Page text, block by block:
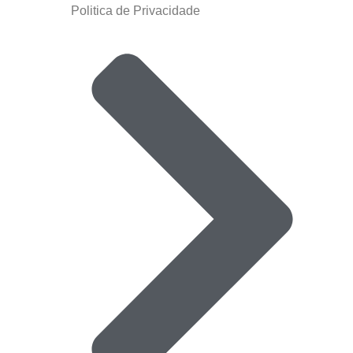
Politica de Privacidade